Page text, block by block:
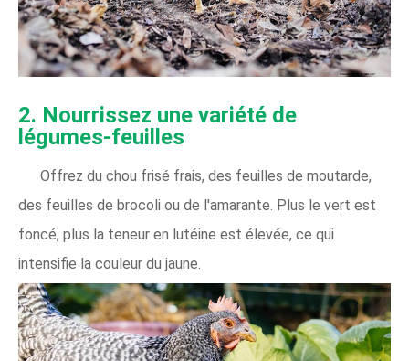
2. Nourrissez une variété de
légumes-feuilles
Offrez du chou frisé frais, des feuilles de moutarde,
des feuilles de brocoli ou de l'amarante. Plus le vert est
foncé, plus la teneur en lutéine est élevée, ce qui
intensifie la couleur du jaune.